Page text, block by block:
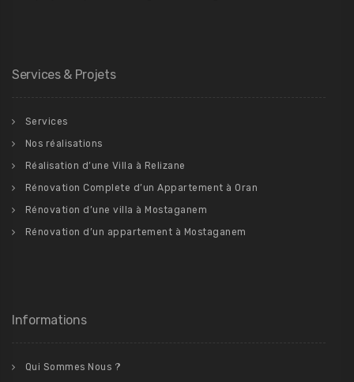
Services & Projets
Services
Nos réalisations
Réalisation d’une Villa à Relizane
Rénovation Complete d’un Appartement à Oran
Rénovation d’une villa à Mostaganem
Rénovation d’un appartement à Mostaganem
Informations
Qui Sommes Nous ?